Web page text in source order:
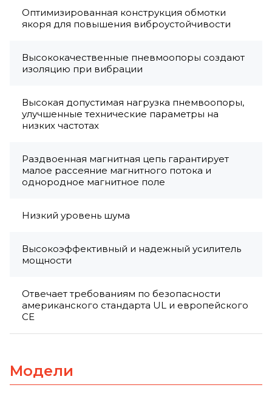
Оптимизированная конструкция обмотки
якоря для повышения виброустойчивости
Высококачественные пневмоопоры создают
изоляцию при вибрации
Высокая допустимая нагрузка пнемвоопоры,
улучшенные технические параметры на
низких частотах
Раздвоенная магнитная цепь гарантирует
малое рассеяние магнитного потока и
однородное магнитное поле
Низкий уровень шума
Высокоэффективный и надежный усилитель
мощности
Отвечает требованиям по безопасности
американского стандарта UL и европейского
CE
Модели